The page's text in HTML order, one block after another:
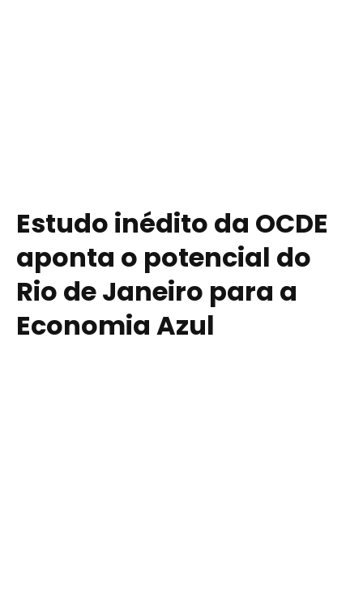
Estudo inédito da OCDE
aponta o potencial do
Rio de Janeiro para a
Economia Azul